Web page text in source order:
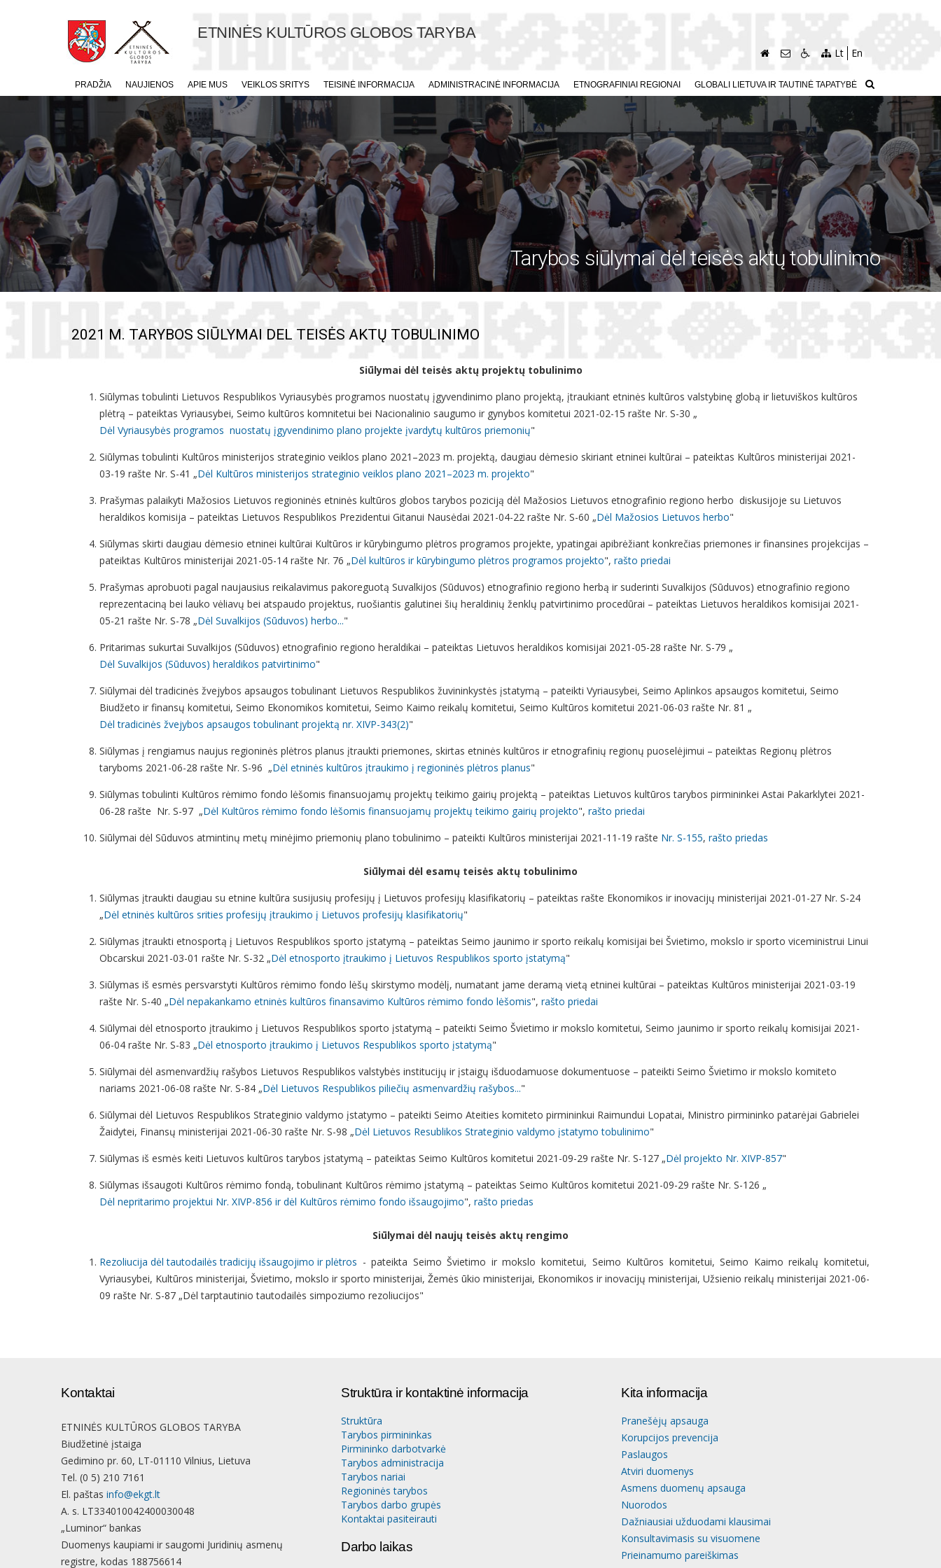
ETNINĖS KULTŪROS GLOBOS TARYBA
Lt En
PRADŽIA NAUJIENOS APIE MUS VEIKLOS SRITYS TEISINĖ INFORMACIJA ADMINISTRACINĖ INFORMACIJA ETNOGRAFINIAI REGIONAI GLOBALI LIETUVA IR TAUTINĖ TAPATYBĖ
Tarybos siūlymai dėl teisės aktų tobulinimo
2021 M. TARYBOS SIŪLYMAI DEL TEISĖS AKTŲ TOBULINIMO
Siūlymai dėl teisės aktų projektų tobulinimo
Siūlymas tobulinti Lietuvos Respublikos Vyriausybės programos nuostatų įgyvendinimo plano projektą, įtraukiant etninės kultūros valstybinę globą ir lietuviškos kultūros
plėtrą – pateiktas Vyriausybei, Seimo kultūros komnitetui bei Nacionalinio saugumo ir gynybos komitetui 2021-02-15 rašte Nr. S-30 „
Dėl Vyriausybės programos nuostatų įgyvendinimo plano projekte įvardytų kultūros priemonių"
Siūlymas tobulinti Kultūros ministerijos strateginio veiklos plano 2021–2023 m. projektą, daugiau dėmesio skiriant etninei kultūrai – pateiktas Kultūros ministerijai 2021-
03-19 rašte Nr. S-41 „Dėl Kultūros ministerijos strateginio veiklos plano 2021–2023 m. projekto"
Prašymas palaikyti Mažosios Lietuvos regioninės etninės kultūros globos tarybos poziciją dėl Mažosios Lietuvos etnografinio regiono herbo diskusijoje su Lietuvos
heraldikos komisija – pateiktas Lietuvos Respublikos Prezidentui Gitanui Nausėdai 2021-04-22 rašte Nr. S-60 „Dėl Mažosios Lietuvos herbo"
Siūlymas skirti daugiau dėmesio etninei kultūrai Kultūros ir kūrybingumo plėtros programos projekte, ypatingai apibrėžiant konkrečias priemones ir finansines projekcijas –
pateiktas Kultūros ministerijai 2021-05-14 rašte Nr. 76 „Dėl kultūros ir kūrybingumo plėtros programos projekto", rašto priedai
Prašymas aprobuoti pagal naujausius reikalavimus pakoreguotą Suvalkijos (Sūduvos) etnografinio regiono herbą ir suderinti Suvalkijos (Sūduvos) etnografinio regiono
reprezentaciną bei lauko vėliavų bei atspaudo projektus, ruošiantis galutinei šių heraldinių ženklų patvirtinimo procedūrai – pateiktas Lietuvos heraldikos komisijai 2021-
05-21 rašte Nr. S-78 „Dėl Suvalkijos (Sūduvos) herbo..."
Pritarimas sukurtai Suvalkijos (Sūduvos) etnografinio regiono heraldikai – pateiktas Lietuvos heraldikos komisijai 2021-05-28 rašte Nr. S-79 „
Dėl Suvalkijos (Sūduvos) heraldikos patvirtinimo"
Siūlymai dėl tradicinės žvejybos apsaugos tobulinant Lietuvos Respublikos žuvininkystės įstatymą – pateikti Vyriausybei, Seimo Aplinkos apsaugos komitetui, Seimo
Biudžeto ir finansų komitetui, Seimo Ekonomikos komitetui, Seimo Kaimo reikalų komitetui, Seimo Kultūros komitetui 2021-06-03 rašte Nr. 81 „
Dėl tradicinės žvejybos apsaugos tobulinant projektą nr. XIVP-343(2)"
Siūlymas į rengiamus naujus regioninės plėtros planus įtraukti priemones, skirtas etninės kultūros ir etnografinių regionų puoselėjimui – pateiktas Regionų plėtros
taryboms 2021-06-28 rašte Nr. S-96 „Dėl etninės kultūros įtraukimo į regioninės plėtros planus"
Siūlymas tobulinti Kultūros rėmimo fondo lėšomis finansuojamų projektų teikimo gairių projektą – pateiktas Lietuvos kultūros tarybos pirmininkei Astai Pakarklytei 2021-
06-28 rašte Nr. S-97 „Dėl Kultūros rėmimo fondo lėšomis finansuojamų projektų teikimo gairių projekto", rašto priedai
Siūlymai dėl Sūduvos atmintinų metų minėjimo priemonių plano tobulinimo – pateikti Kultūros ministerijai 2021-11-19 rašte Nr. S-155, rašto priedas
Siūlymai dėl esamų teisės aktų tobulinimo
Siūlymas įtraukti daugiau su etnine kultūra susijusių profesijų į Lietuvos profesijų klasifikatorių – pateiktas rašte Ekonomikos ir inovacijų ministerijai 2021-01-27 Nr. S-24
„Dėl etninės kultūros srities profesijų įtraukimo į Lietuvos profesijų klasifikatorių"
Siūlymas įtraukti etnosportą į Lietuvos Respublikos sporto įstatymą – pateiktas Seimo jaunimo ir sporto reikalų komisijai bei Švietimo, mokslo ir sporto viceministrui Linui
Obcarskui 2021-03-01 rašte Nr. S-32 „Dėl etnosporto įtraukimo į Lietuvos Respublikos sporto įstatymą"
Siūlymas iš esmės persvarstyti Kultūros rėmimo fondo lėšų skirstymo modėlį, numatant jame deramą vietą etninei kultūrai – pateiktas Kultūros ministerijai 2021-03-19
rašte Nr. S-40 „Dėl nepakankamo etninės kultūros finansavimo Kultūros rėmimo fondo lėšomis", rašto priedai
Siūlymai dėl etnosporto įtraukimo į Lietuvos Respublikos sporto įstatymą – pateikti Seimo Švietimo ir mokslo komitetui, Seimo jaunimo ir sporto reikalų komisijai 2021-
06-04 rašte Nr. S-83 „Dėl etnosporto įtraukimo į Lietuvos Respublikos sporto įstatymą"
Siūlymai dėl asmenvardžių rašybos Lietuvos Respublikos valstybės institucijų ir įstaigų išduodamuose dokumentuose – pateikti Seimo Švietimo ir mokslo komiteto
nariams 2021-06-08 rašte Nr. S-84 „Dėl Lietuvos Respublikos piliečių asmenvardžių rašybos..."
Siūlymai dėl Lietuvos Respublikos Strateginio valdymo įstatymo – pateikti Seimo Ateities komiteto pirmininkui Raimundui Lopatai, Ministro pirmininko patarėjai Gabrielei
Žaidytei, Finansų ministerijai 2021-06-30 rašte Nr. S-98 „Dėl Lietuvos Resublikos Strateginio valdymo įstatymo tobulinimo"
Siūlymas iš esmės keiti Lietuvos kultūros tarybos įstatymą – pateiktas Seimo Kultūros komitetui 2021-09-29 rašte Nr. S-127 „Dėl projekto Nr. XIVP-857"
Siūlymas išsaugoti Kultūros rėmimo fondą, tobulinant Kultūros rėmimo įstatymą – pateiktas Seimo Kultūros komitetui 2021-09-29 rašte Nr. S-126 „
Dėl nepritarimo projektui Nr. XIVP-856 ir dėl Kultūros rėmimo fondo išsaugojimo", rašto priedas
Siūlymai dėl naujų teisės aktų rengimo
Rezoliucija dėl tautodailės tradicijų išsaugojimo ir plėtros - pateikta Seimo Švietimo ir mokslo komitetui, Seimo Kultūros komitetui, Seimo Kaimo reikalų komitetui,
Vyriausybei, Kultūros ministerijai, Švietimo, mokslo ir sporto ministerijai, Žemės ūkio ministerijai, Ekonomikos ir inovacijų ministerijai, Užsienio reikalų ministerijai 2021-06-
09 rašte Nr. S-87 „Dėl tarptautinio tautodailės simpoziumo rezoliucijos"
Kontaktai
ETNINĖS KULTŪROS GLOBOS TARYBA
Biudžetinė įstaiga
Gedimino pr. 60, LT-01110 Vilnius, Lietuva
Tel. (0 5) 210 7161
El. paštas info@ekgt.lt
A. s. LT334010042400030048
„Luminor“ bankas
Duomenys kaupiami ir saugomi Juridinių asmenų
registre, kodas 188756614
Struktūra ir kontaktinė informacija
Struktūra
Tarybos pirmininkas
Pirmininko darbotvarkė
Tarybos administracija
Tarybos nariai
Regioninės tarybos
Tarybos darbo grupės
Kontaktai pasiteirauti
Darbo laikas
Kita informacija
Pranešėjų apsauga
Korupcijos prevencija
Paslaugos
Atviri duomenys
Asmens duomenų apsauga
Nuorodos
Dažniausiai užduodami klausimai
Konsultavimasis su visuomene
Prieinamumo pareiškimas